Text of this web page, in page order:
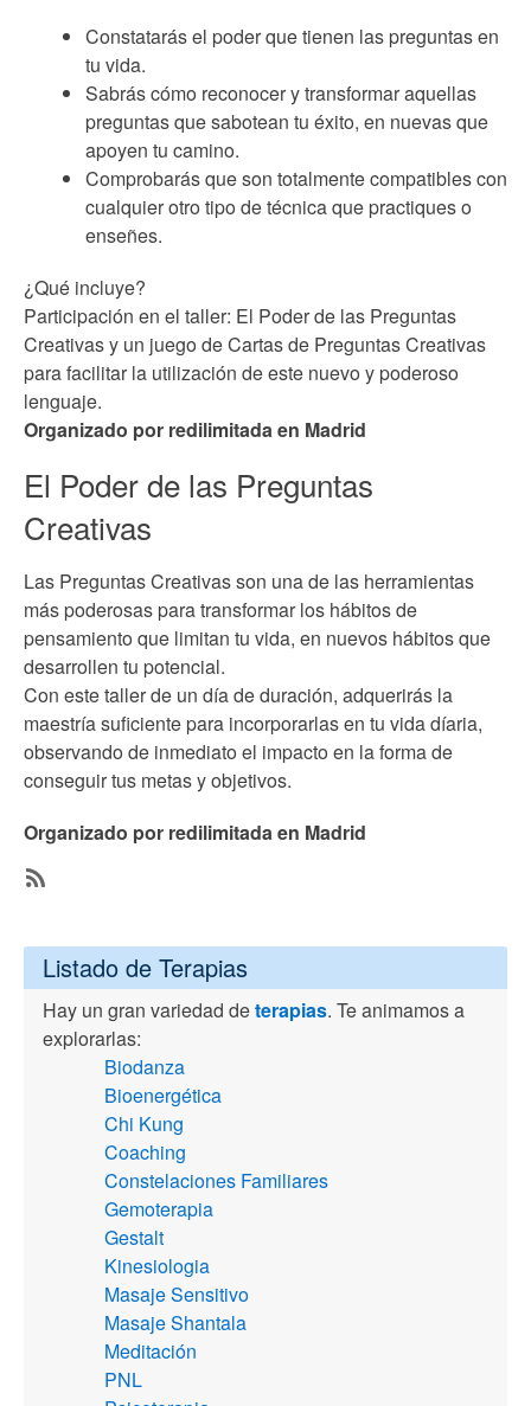
Constatarás el poder que tienen las preguntas en
tu vida.
Sabrás cómo reconocer y transformar aquellas
preguntas que sabotean tu éxito, en nuevas que
apoyen tu camino.
Comprobarás que son totalmente compatibles con
cualquier otro tipo de técnica que practiques o
enseñes.
¿Qué incluye?
Participación en el taller: El Poder de las Preguntas
Creativas y un juego de Cartas de Preguntas Creativas
para facilitar la utilización de este nuevo y poderoso
lenguaje.
Organizado por redilimitada en Madrid
El Poder de las Preguntas
Creativas
Las Preguntas Creativas son una de las herramientas
más poderosas para transformar los hábitos de
pensamiento que limitan tu vida, en nuevos hábitos que
desarrollen tu potencial.
Con este taller de un día de duración, adquerirás la
maestría suficiente para incorporarlas en tu vida díaria,
observando de inmediato el impacto en la forma de
conseguir tus metas y objetivos.
Organizado por redilimitada en Madrid
Respiración
Ilimitada
Listado de Terapias
Hay un gran variedad deterapias. Te animamos a
explorarlas:
Biodanza
Bioenergética
Chi Kung
Coaching
Constelaciones Familiares
Gemoterapia
Gestalt
Kinesiologia
Masaje Sensitivo
Masaje Shantala
Meditación
PNL